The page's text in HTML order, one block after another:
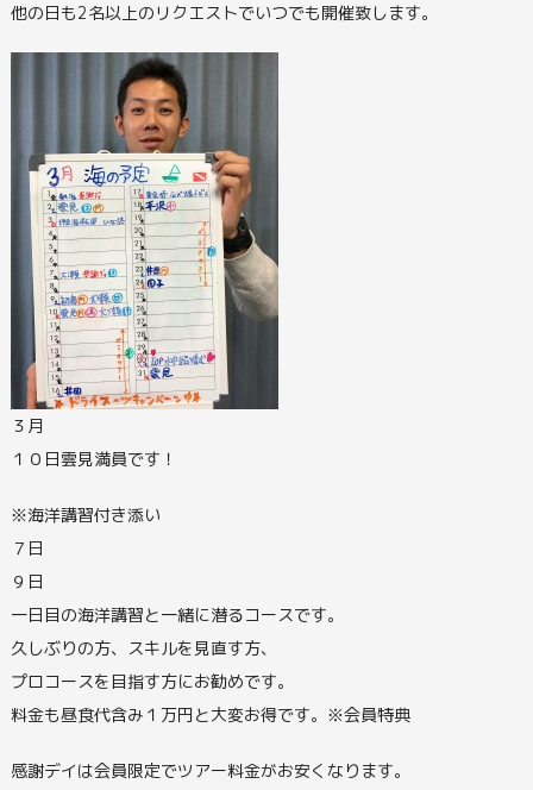
他の日も2名以上のリクエストでいつでも開催致します。
３月
１０日雲見満員です！
※海洋講習付き添い
７日
９日
一日目の海洋講習と一緒に潜るコースです。
久しぶりの方、スキルを見直す方、
プロコースを目指す方にお勧めです。
料金も昼食代含み１万円と大変お得です。※会員特典
感謝デイは会員限定でツアー料金がお安くなります。